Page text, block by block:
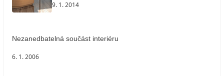
9. 1. 2014
Nezanedbatelná součást interiéru
6. 1. 2006